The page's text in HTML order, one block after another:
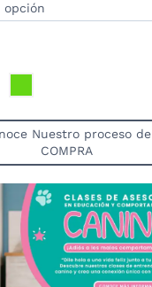
Nuestro proceso de
COMPRA